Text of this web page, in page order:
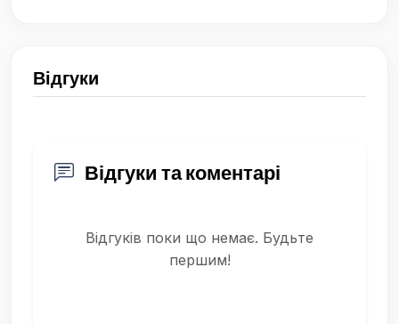
Відгуки
Відгуки та коментарі
Відгуків поки що немає. Будьте
першим!